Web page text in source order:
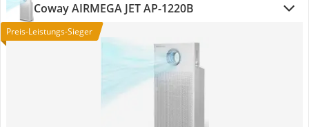
Coway AIRMEGA JET AP-1220B
Preis-Leistungs-Sieger